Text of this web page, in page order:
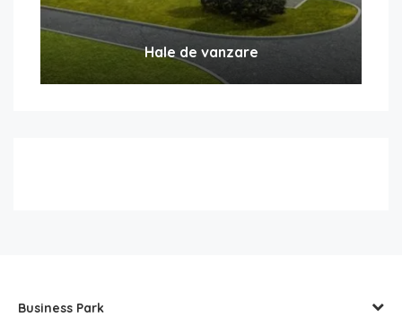
Hale de vanzare
Business Park